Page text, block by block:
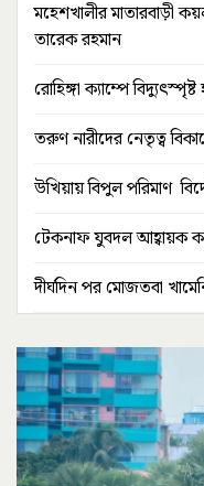
মহেশখালীর মাতারবাড়ী
তারেক রহমান
রোহিঙ্গা ক্যাম্পে
তরুণ নারীদের নেতৃত্ব
উখিয়ায় বিপুল পরিমাণ
টেকনাফ যুবদল আহ্বায়ক
দীর্ঘদিন পর মোজতবা